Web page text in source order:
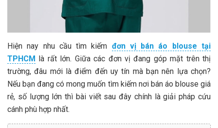
Hiện nay nhu cầu tìm kiếm đơn vị bán áo blouse tại
TPHCM là rất lớn. Giữa các đơn vị đang góp mặt trên thị
trường, đâu mới là điểm đến uy tín mà bạn nên lựa chọn?
Nếu bạn đang có mong muốn tìm kiếm nơi bán áo blouse giá
rẻ, số lượng lớn thì bài viết sau đây chính là giải pháp cứu
cánh phù hợp nhất.